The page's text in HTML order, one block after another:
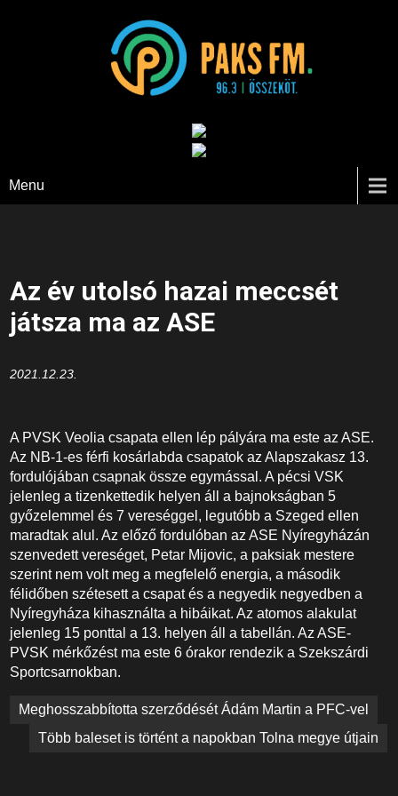
Menu
Az év utolsó hazai meccsét
játsza ma az ASE
2021.12.23.
A PVSK Veolia csapata ellen lép pályára ma este az ASE.
Az NB-1-es férfi kosárlabda csapatok az Alapszakasz 13.
fordulójában csapnak össze egymással. A pécsi VSK
jelenleg a tizenkettedik helyen áll a bajnokságban 5
győzelemmel és 7 vereséggel, legutóbb a Szeged ellen
maradtak alul. Az előző fordulóban az ASE Nyíregyházán
szenvedett vereséget, Petar Mijovic, a paksiak mestere
szerint nem volt meg a megfelelő energia, a második
félidőben szétesett a csapat és a negyedik negyedben a
Nyíregyháza kihasználta a hibáikat. Az atomos alakulat
jelenleg 15 ponttal a 13. helyen áll a tabellán. Az ASE-
PVSK mérkőzést ma este 6 órakor rendezik a Szekszárdi
Sportcsarnokban.
Bejegyzés
navigáció
Meghosszabbította szerződését Ádám Martin a PFC-vel
Több baleset is történt a napokban Tolna megye útjain